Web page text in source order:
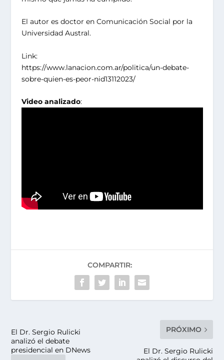
El autor es doctor en Comunicación Social por la
Universidad Austral.
Link:
https://www.lanacion.com.ar/politica/un-debate-
sobre-quien-es-peor-nid13112023/
Video analizado:
COMPARTIR:
El Dr. Sergio Rulicki
analizó el debate
presidencial en DNews
PRÓXIMO
El Dr. Sergio Rulicki